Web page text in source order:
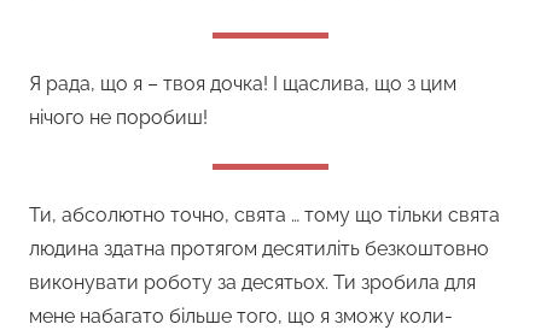
Я рада, що я – твоя дочка! І щаслива, що з цим
нічого не поробиш!
Ти, абсолютно точно, свята … тому що тільки свята
людина здатна протягом десятиліть безкоштовно
виконувати роботу за десятьох. Ти зробила для
мене набагато більше того, що я зможу коли-